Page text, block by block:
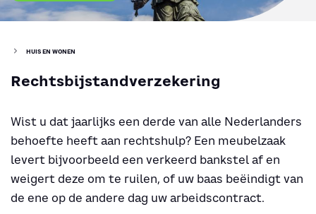
HUIS EN WONEN
Rechtsbijstandverzekering
Wist u dat jaarlijks een derde van alle Nederlanders
behoefte heeft aan rechtshulp? Een meubelzaak
levert bijvoorbeeld een verkeerd bankstel af en
weigert deze om te ruilen, of uw baas beëindigt van
de ene op de andere dag uw arbeidscontract.